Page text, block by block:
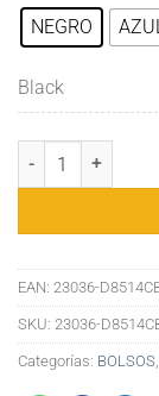
NEGRO AZUL
Black
Bolsos de
EAN: 23036-
SKU: 23036-
Categorías: BOLSOS